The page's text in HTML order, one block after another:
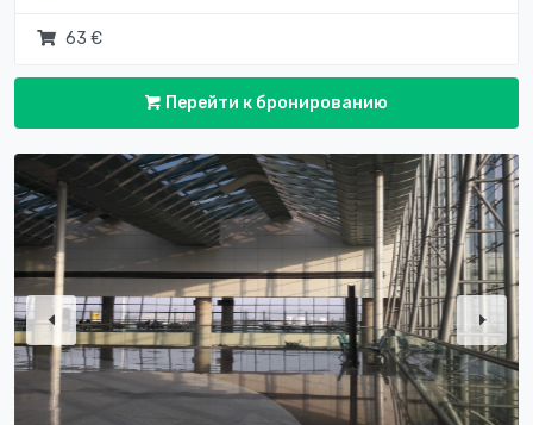
63 €
Перейти к бронированию